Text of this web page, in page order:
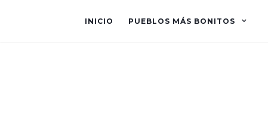
INICIO PUEBLOS MÁS BONITOS